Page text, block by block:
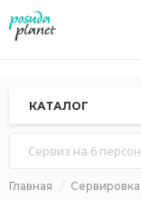
КАТАЛОГ
Сервиз на 6 персон
Главная Сервировка